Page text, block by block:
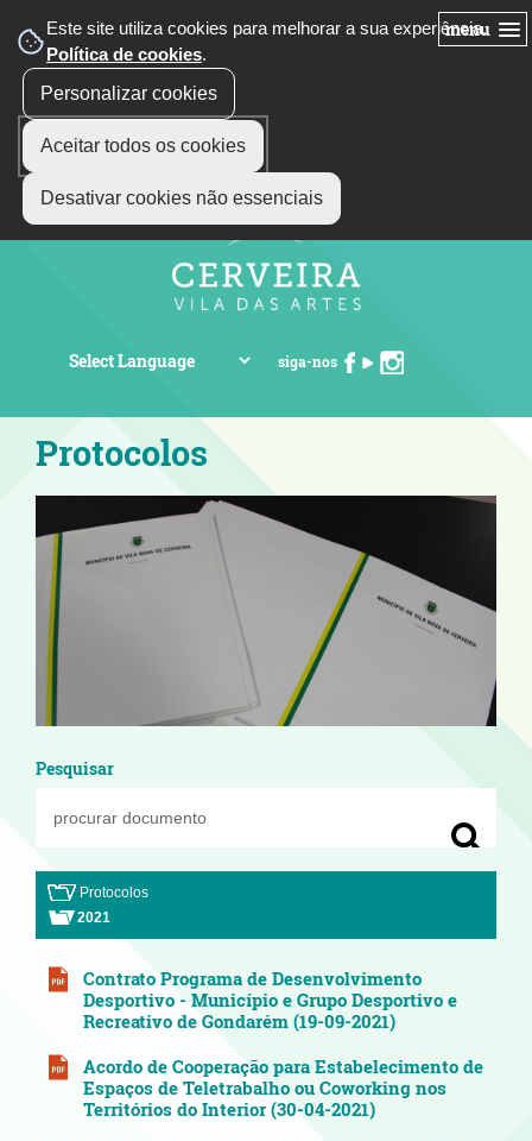
Este site utiliza cookies para melhorar a sua experiência.
Política de cookies.
Personalizar cookies
Aceitar todos os cookies
Desativar cookies não essenciais
menu
siga-nos
Protocolos
Pesquisar
Protocolos
2021
Contrato Programa de Desenvolvimento
Desportivo - Município e Grupo Desportivo e
Recreativo de Gondarém (19-09-2021)
Acordo de Cooperação para Estabelecimento de
Espaços de Teletrabalho ou Coworking nos
Territórios do Interior (30-04-2021)